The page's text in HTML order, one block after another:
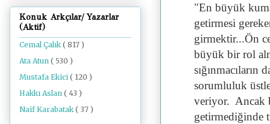
"En büyük
getirmesi
girmektir...Ön
büyük bir rol
sorumluluk
veriyor. Ancak
getirmediğinde
Konuk Arkçılar/ Yazarlar
(Aktif)
Cemal Çalık( 817 )
Ata Atun ( 530 )
Mustafa Ekici ( 120 )
Hakkı Aslan ( 43 )
Naif Karabatak( 37 )